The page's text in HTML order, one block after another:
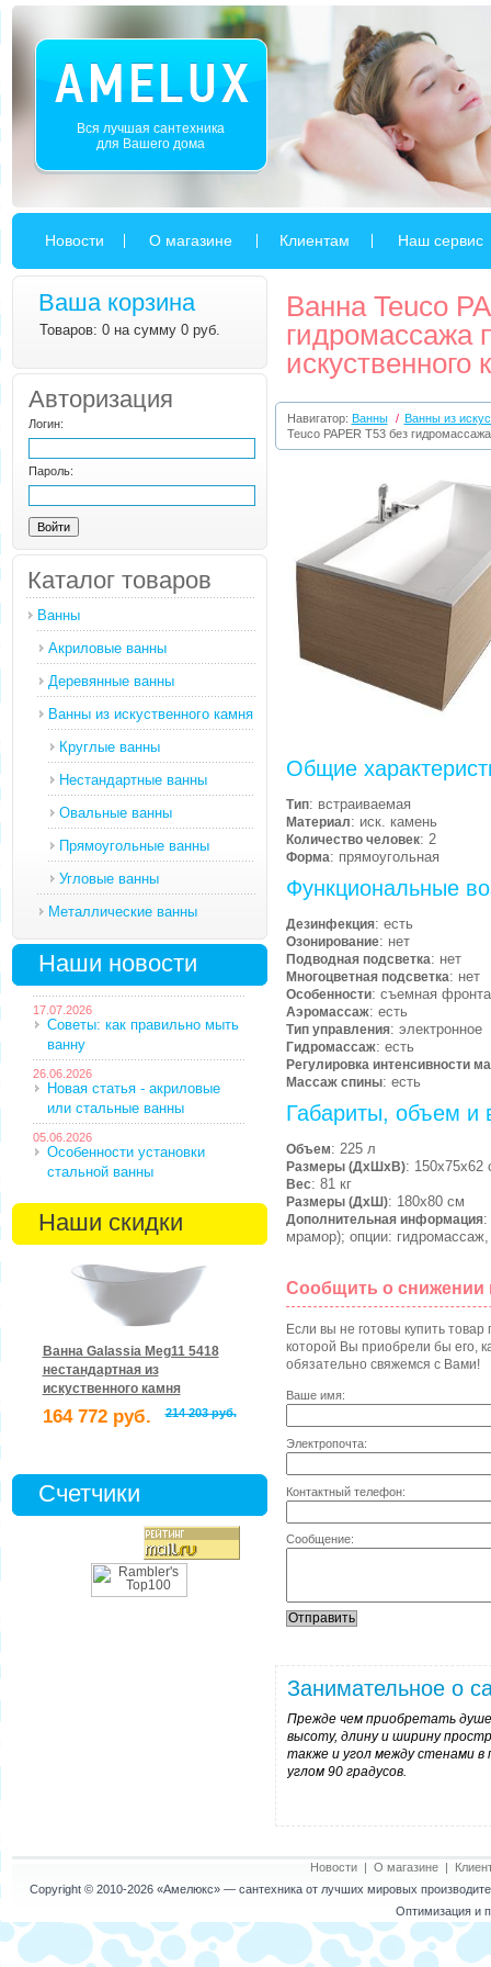
Вся лучшая сантехника
для Вашего дома
Новости О магазине Клиентам Наш сервис
Ваша корзина
Товаров: 0 на сумму 0 руб.
Авторизация
Логин:
Пароль:
Каталог товаров
Ванны
Акриловые ванны
Деревянные ванны
Ванны из искуственного камня
Круглые ванны
Нестандартные ванны
Овальные ванны
Прямоугольные ванны
Угловые ванны
Металлические ванны
Наши новости
17.07.2026
Советы: как правильно мыть
ванну
26.06.2026
Новая статья - акриловые
или стальные ванны
05.06.2026
Особенности установки
стальной ванны
Наши скидки
Ванна Galassia Meg11 5418
нестандартная из
искуственного камня
164 772 руб. 214 203 руб.
Счетчики
Ванна Teuco
гидромассажа
искуственного
Навигатор: Ванны / Ванны из
Teuco PAPER T53 без
Общие
Тип: встраиваемая
Материал: иск. камень
Количество человек: 2
Форма: прямоугольная
Функциональные
Дезинфекция: есть
Озонирование: нет
Подводная подсветка: нет
Многоцветная подсветка: нет
Особенности: съемная
Аэромассаж: есть
Тип управления: электронное
Гидромассаж: есть
Регулировка интенсивности
Массаж спины: есть
Габариты, объем и
Объем: 225 л
Размеры (ДхШхВ): 150х75х62
Вес: 81 кг
Размеры (ДхШ): 180х80 см
Дополнительная информация:
мрамор); опции:
Сообщить о снижении
Если вы не готовы купить
которой Вы приобрели бы его,
обязательно свяжемся с Вами!
Ваше имя:
Электропочта:
Контактный телефон:
Сообщение:
Занимательное о
Прежде чем приобретать
высоту, длину и ширину
также и угол между стенами
углом 90 градусов.
Новости| О магазине|
Copyright © 2010-2026 «Амелюкс»— сантехника от лучших мировых
Оптимизация и